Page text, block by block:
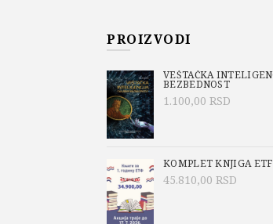
u Beogradu najvećim delom u okviru redovnih
teorija telekomunikacija i Računarske
izvori informacija, statističko kodovanje, kanali
uvod u zaštitno kodovanje, zaštitno
PROIZVODI
VEŠTAČKA
BEZBEDNOST
1.100,00 RSD
KOMPLET KNJIGA
45.810,00 RSD